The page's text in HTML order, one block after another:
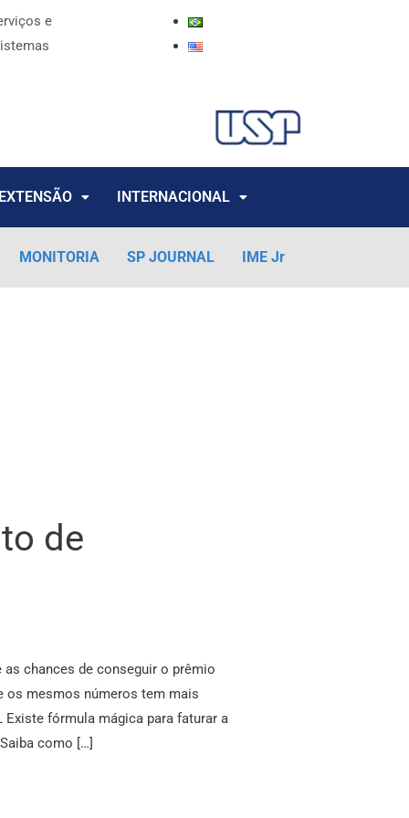
e
EXTENSÃO INTERNACIONAL
MONITORIA SP JOURNAL IME Jr
de
chances de conseguir o prêmio
os mesmos números tem mais
fórmula mágica para faturar a
como […]